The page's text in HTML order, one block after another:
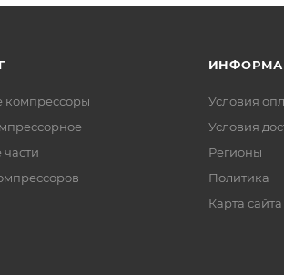
компрессоры
Условия
Условия
Регионы
Политика
Карта сайта